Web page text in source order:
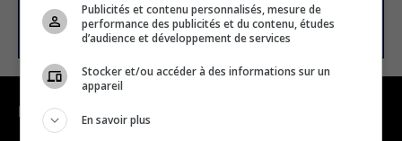
SUBSCRIBE
NAVIGATION
Publicités et contenu personnalisés, mesure de
performance des publicités et du contenu, études
d’audience et développement de services
Stocker et/ou accéder à des informations sur un
appareil
En savoir plus